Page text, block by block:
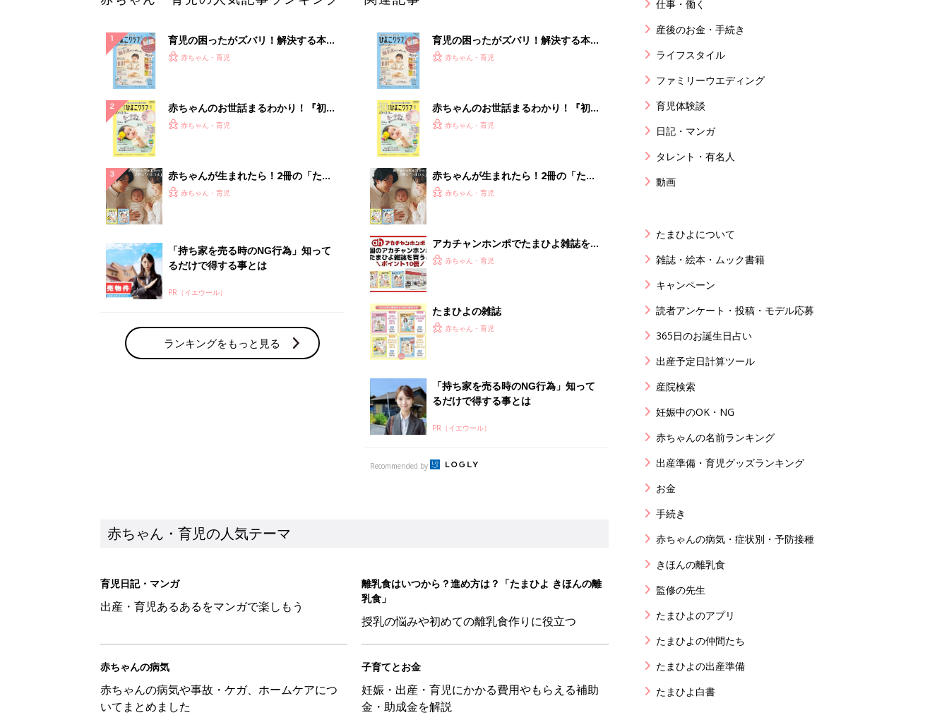
育児の困ったがズバリ！解決する本
『ひよこクラブ 秋号』 4カ月～2才
赤ちゃん・育児
赤ちゃんのお世話まるわかり！『初め
てのひよこクラブ 夏号』〈巻頭大特
赤ちゃん・育児
赤ちゃんが生まれたら！2冊の「たま
ひよ」
赤ちゃん・育児
「持ち家を売る時のNG行為」知って
るだけで得する事とは
PR（イエウール）
ランキングをもっと見る
育児の困ったがズバリ！解決する本
『ひよこクラブ 秋号』 4カ月～2才
赤ちゃん・育児
赤ちゃんのお世話まるわかり！『初め
てのひよこクラブ 夏号』〈巻頭大特
赤ちゃん・育児
赤ちゃんが生まれたら！2冊の「たま
ひよ」
赤ちゃん・育児
アカチャンホンポでたまひよ雑誌を買
うとポイント10倍【期間限定】
赤ちゃん・育児
たまひよの雑誌
赤ちゃん・育児
「持ち家を売る時のNG行為」知って
るだけで得する事とは
PR（イエウール）
Recommended by
赤ちゃん・育児の人気テーマ
育児日記・マンガ
出産・育児あるあるをマンガで楽しもう
離乳食はいつから？進め方は？「たまひよ きほんの離
乳食」
授乳の悩みや初めての離乳食作りに役立つ
赤ちゃんの病気
赤ちゃんの病気や事故・ケガ、ホームケアにつ
いてまとめました
子育てとお金
妊娠・出産・育児にかかる費用やもらえる補助
金・助成金を解説
仕事・働く
産後のお金・手続き
ライフスタイル
ファミリーウエディング
育児体験談
日記・マンガ
タレント・有名人
動画
たまひよについて
雑誌・絵本・ムック書籍
キャンペーン
読者アンケート・投稿・モデル応募
365日のお誕生日占い
出産予定日計算ツール
産院検索
妊娠中のOK・NG
赤ちゃんの名前ランキング
出産準備・育児グッズランキング
お金
手続き
赤ちゃんの病気・症状別・予防接種
きほんの離乳食
監修の先生
たまひよのアプリ
たまひよの仲間たち
たまひよの出産準備
たまひよ白書